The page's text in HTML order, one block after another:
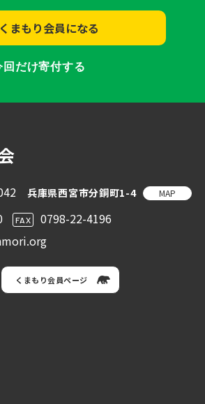
くまもり会員になる
回だけ寄付する
兵庫県西宮市分銅町1-4 MAP
FAX 0798-22-4196
くまもり会員ページ